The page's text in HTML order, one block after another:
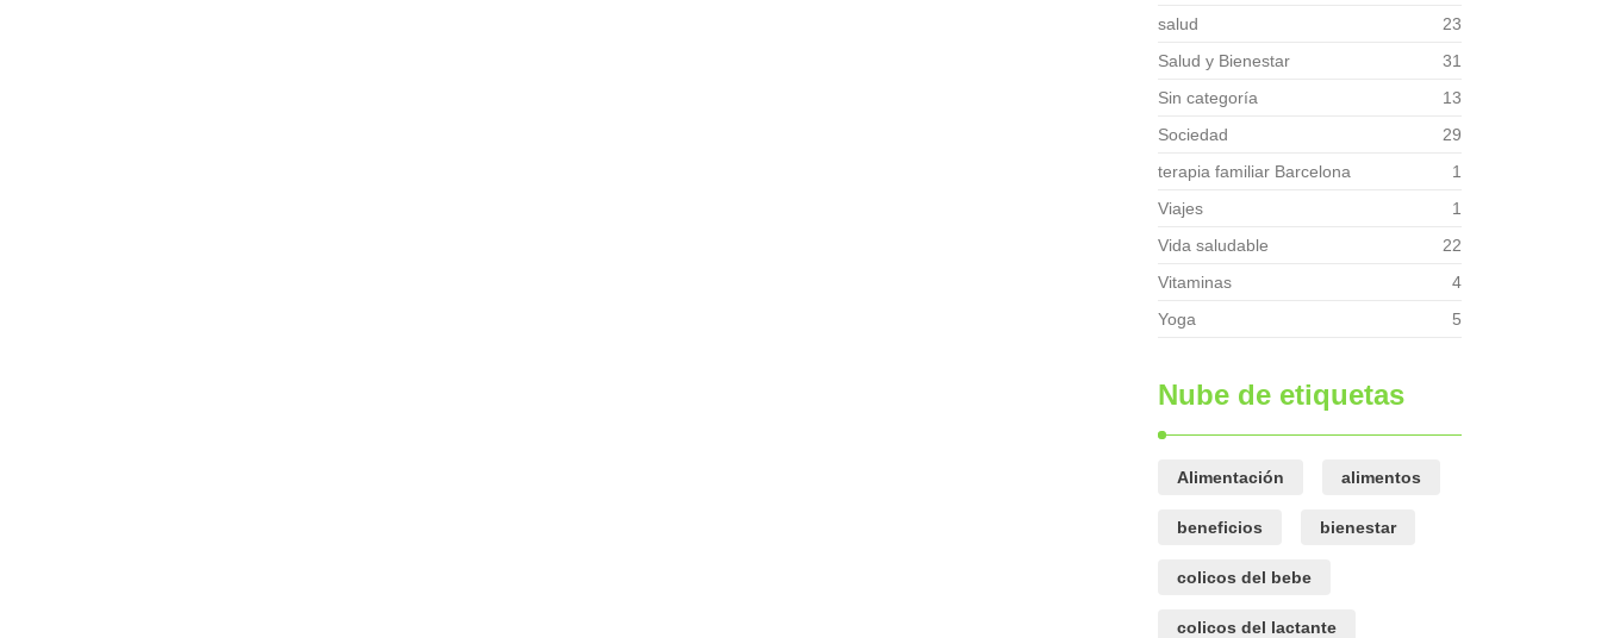
salud
23
Salud y Bienestar
31
Sin categoría
13
Sociedad
29
terapia familiar Barcelona
1
Viajes
1
Vida saludable
22
Vitaminas
4
Yoga
5
Nube de etiquetas
Alimentación alimentos
beneficios bienestar
colicos del bebe
colicos del lactante